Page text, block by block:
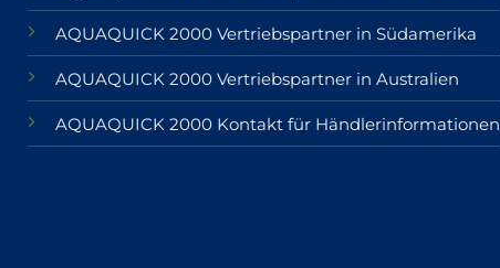
AQUAQUICK 2000 Vertriebspartner in Südamerika
AQUAQUICK 2000 Vertriebspartner in Australien
AQUAQUICK 2000 Kontakt für Händlerinformationen